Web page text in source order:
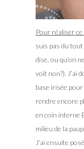
Pour réaliser ce
suis pas du tout
dise, ou qu’on
voit non?). J’ai
base irisée
rendre encore
en coin interne
milieu de la
J’ai ensuite